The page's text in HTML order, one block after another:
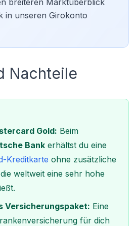
breiteren Marktüberblick
in unseren Girokonto
Nachteile
Gold: Beim
Bank erhältst du eine
Kreditkarte ohne zusätzliche
weltweit eine sehr hohe
Versicherungspaket: Eine
für dich